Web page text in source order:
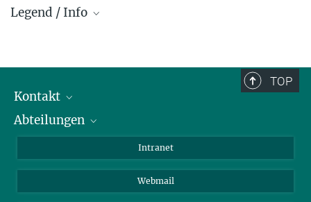
Legend / Info
Z- ~ Central building (Zentralgebäude)
AS23a- ~ Berlin (SupraFAB)
TOP
Kontakt
Mitarbeiterverzeichnis
Abteilungen
Biomolekulare Systeme
Kolloidchemie
Intranet
Webmail